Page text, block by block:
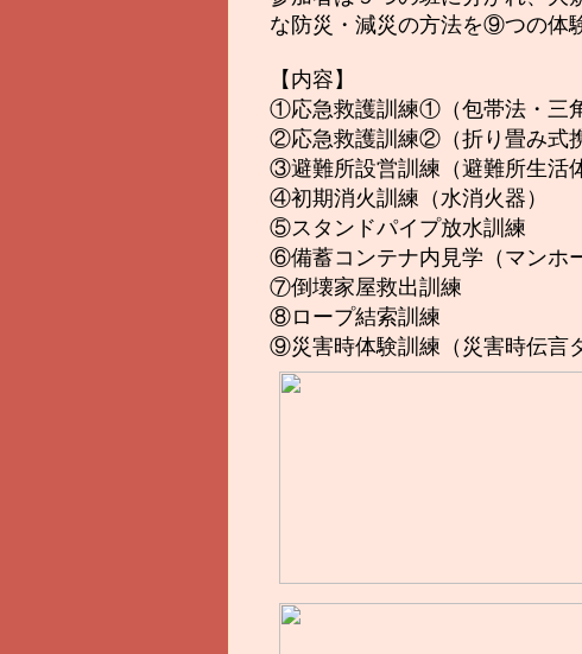
な防災・減災の方法を⑨つの体
【内容】
①応急救護訓練①（包帯法・三
②応急救護訓練②（折り畳み式
③避難所設営訓練（避難所生活
④初期消火訓練（水消火器）
⑤スタンドパイプ放水訓練
⑥備蓄コンテナ内見学（マンホ
⑦倒壊家屋救出訓練
⑧ロープ結索訓練
⑨災害時体験訓練（災害時伝言